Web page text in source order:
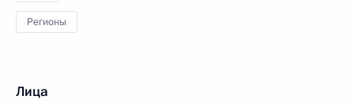
Регионы
Лица